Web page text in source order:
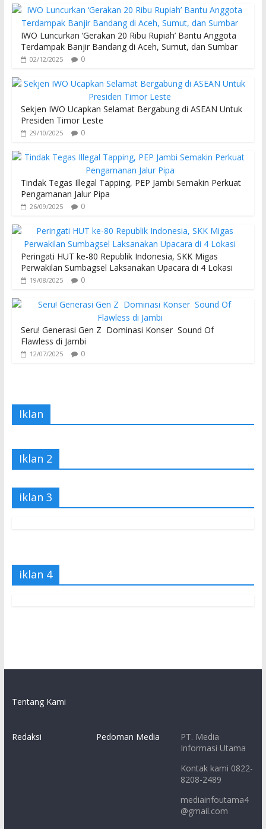
IWO Luncurkan ‘Gerakan 20 Ribu Rupiah’ Bantu Anggota
Terdampak Banjir Bandang di Aceh, Sumut, dan Sumbar
02/12/2025 0
Sekjen IWO Ucapkan Selamat Bergabung di ASEAN Untuk
Presiden Timor Leste
29/10/2025 0
Tindak Tegas Illegal Tapping, PEP Jambi Semakin Perkuat
Pengamanan Jalur Pipa
26/09/2025 0
Peringati HUT ke-80 Republik Indonesia, SKK Migas
Perwakilan Sumbagsel Laksanakan Upacara di 4 Lokasi
19/08/2025 0
Seru! Generasi Gen Z Dominasi Konser Sound Of
Flawless di Jambi
12/07/2025 0
Iklan
Iklan 2
iklan 3
iklan 4
Tentang Kami
Redaksi Pedoman Media
PT. Media
Informasi Utama
Kontak kami 0822-
8208-2489
mediainfoutama4
@gmail.com